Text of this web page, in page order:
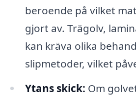
beroende på vilket
gjort av. Trägolv,
kan kräva olika
slipmetoder, vilket
Ytans skick: Om